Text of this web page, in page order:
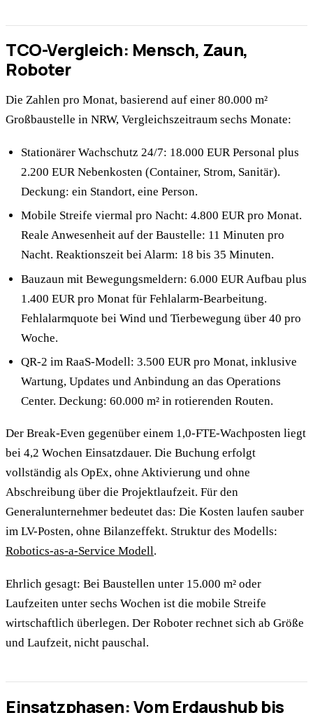
TCO-Vergleich: Mensch, Zaun,
Roboter
Die Zahlen pro Monat, basierend auf einer 80.000 m²
Großbaustelle in NRW, Vergleichszeitraum sechs Monate:
Stationärer Wachschutz 24/7: 18.000 EUR Personal plus
2.200 EUR Nebenkosten (Container, Strom, Sanitär).
Deckung: ein Standort, eine Person.
Mobile Streife viermal pro Nacht: 4.800 EUR pro Monat.
Reale Anwesenheit auf der Baustelle: 11 Minuten pro
Nacht. Reaktionszeit bei Alarm: 18 bis 35 Minuten.
Bauzaun mit Bewegungsmeldern: 6.000 EUR Aufbau plus
1.400 EUR pro Monat für Fehlalarm-Bearbeitung.
Fehlalarmquote bei Wind und Tierbewegung über 40 pro
Woche.
QR-2 im RaaS-Modell: 3.500 EUR pro Monat, inklusive
Wartung, Updates und Anbindung an das Operations
Center. Deckung: 60.000 m² in rotierenden Routen.
Der Break-Even gegenüber einem 1,0-FTE-Wachposten liegt
bei 4,2 Wochen Einsatzdauer. Die Buchung erfolgt
vollständig als OpEx, ohne Aktivierung und ohne
Abschreibung über die Projektlaufzeit. Für den
Generalunternehmer bedeutet das: Die Kosten laufen sauber
im LV-Posten, ohne Bilanzeffekt. Struktur des Modells:
Robotics-as-a-Service Modell.
Ehrlich gesagt: Bei Baustellen unter 15.000 m² oder
Laufzeiten unter sechs Wochen ist die mobile Streife
wirtschaftlich überlegen. Der Roboter rechnet sich ab Größe
und Laufzeit, nicht pauschal.
Einsatzphasen: Vom Erdaushub bis